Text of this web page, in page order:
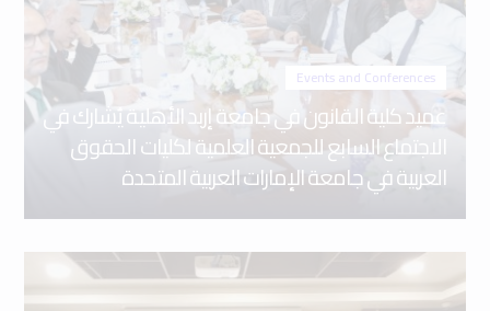
Events and Conferences
عميد كلية القانون في جامعة إربد الأهلية يُشارك في
الاجتماع السابع للجمعية العلمية لكليات الحقوق
العربية في جامعة الإمارات العربية المتحدة